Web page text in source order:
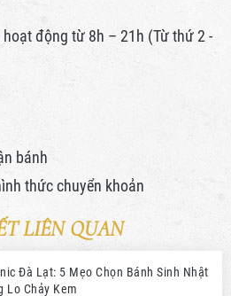
hoạt động từ 8h – 21h (Từ thứ 2 -
bánh
thứcchuyển khoản
LIÊN QUAN
Đà Lạt: 5 Mẹo Chọn Bánh Sinh Nhật
Lo Chảy Kem